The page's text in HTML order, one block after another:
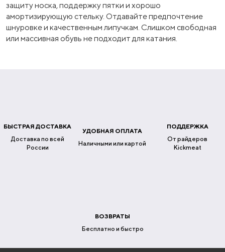
защиту носка, поддержку пятки и хорошо
амортизирующую стельку. Отдавайте предпочтение
шнуровке и качественным липучкам. Слишком свободная
или массивная обувь не подходит для катания.
БЫСТРАЯ ДОСТАВКА
Доставка по всей
России
УДОБНАЯ ОПЛАТА
Наличными или картой
ПОДДЕРЖКА
От райдеров
Kickmeat
ВОЗВРАТЫ
Бесплатно и быстро